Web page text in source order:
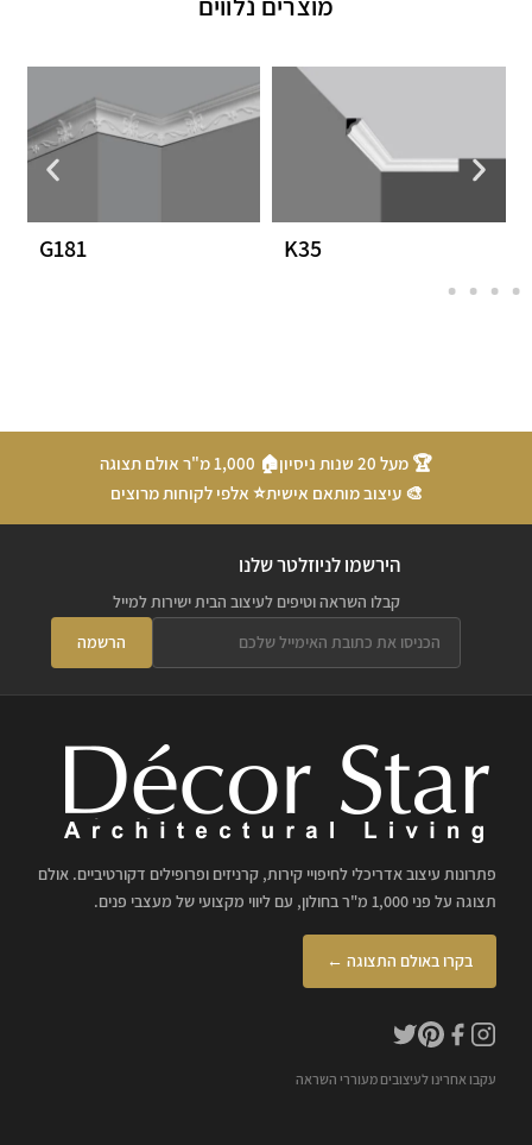
K35
G181
🏆 מעל 20 שנות ניסיון
🏠 1,000 מ"ר אולם תצוגה
🎨 עיצוב מותאם אישית⭐ אלפי לקוחות מרוצים
הירשמו לניוזלטר שלנו
קבלו השראה וטיפים לעיצוב הבית ישירות למייל
הרשמה
פתרונות עיצוב אדריכלי לחיפויי קירות, קרניזים ופרופילים דקורטיביים. אולם
תצוגה על פני 1,000 מ"ר בחולון, עם ליווי מקצועי של מעצבי פנים.
בקרו באולם התצוגה ←
עקבו אחרינו לעיצובים מעוררי השראה